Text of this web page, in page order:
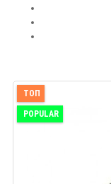
ТОП
POPULAR